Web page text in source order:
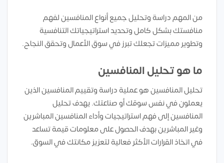
من المهم دراسة وتحليل جميع أنواع المنافسين لفهم
منافستك بشكل كامل وتحديد استراتيجياتك التنافسية
وتطوير مميزات تجعلك تبرز في سوق الأعمال وتحقق النجاح.
ما هو تحليل المنافسين
تحليل المنافسين هو عملية دراسة وتقييم المنافسين الذين
يعملون في نفس سوقك أو صناعتك. يهدف تحليل
المنافسين إلى فهم استراتيجيات وأداء المنافسين المباشرين
وغير المباشرين بهدف الحصول على معلومات قيمة تساعد
في اتخاذ القرارات الأكثر فعالية لتعزيز مكانتك في السوق.